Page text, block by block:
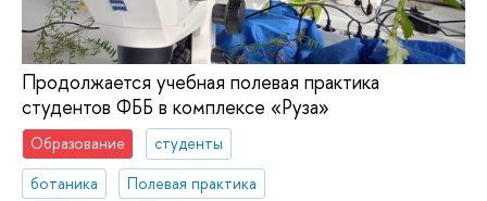
Продолжается учебная полевая практика
студентов ФББ в комплексе «Руза»
Образование
студенты
ботаника
Полевая практика